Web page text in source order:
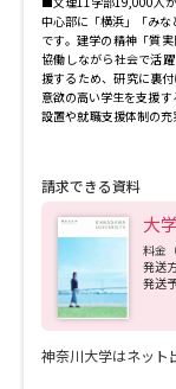
中心部に「横浜」「み
です。建学の精神「質
協働しながら社会で活
援するため、研究に裏
意欲の高い学生を支援
設置や就職支援体制の
機器を備え木材加工や
系・文系問わず、 専門
ます。 ■みなとみらい
部、国際日本学部の3
い21地区は、グローバ
美術館、劇場などの文
感じられる場所。この
やフィールドワークを
講師の先生と会話しな
年12月20日（日）、全
請求できる資料
大
料金
発送
発送
神奈川大学はネット